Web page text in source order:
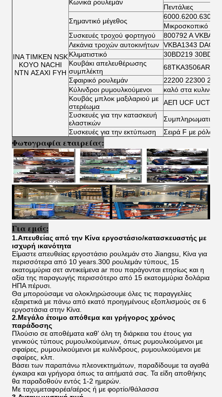
ΙΝΑ ΤΙΜΚΕΝ NSK
KOYO NACHI
NTN ΑΣΑΧΙ FYH
Κωνικά ρουλεμάν
Πεντάλιες
Σημαντικό μέγεθος
Μικροσκοπικό
Συσκευές τροχού φορτηγού
800792 Α VKBA
Λεκάνια τροχών αυτοκινήτων VKBA1343
Κλιματιστικό
30BD219
Κουβάκι απελευθέρωσης
συμπλέκτη
68TKA3506AR
Σφαιρικό ρουλεμάν
22200 22300
Κύλινδροι ρυμουλκούμενοι
καλό στα
Κουβάς μπλοκ μαξιλαριού με
στερέωμα
ΑΕΠ UCF UCT
Συσκευές για την κατασκευή
ελαστικών
Συσκευές για την εκτύπωση
Σειρά F με ρόλο
Φωτογραφία εταιρείας:
Για εμάς:
1.Απευθείας από την Κίνα εργοστάσιο/κατασκευαστής με
ισχυρή ικανότητα
Είμαστε απευθείας εργοστάσιο ρουλεμάν στο Jiangsu, Κίνα για
περισσότερα από 10 years.300 ρουλεμάν τύπους, 15
εκατομμύρια σετ αντικείμενα ar που παράγονται ετησίως και η
αξία της παραγωγής περισσότερο από 15 εκατομμύρια δολάρια
ΗΠΑ πέρυσι.
Θα μπορούσαμε να ολοκληρώσουμε όλες τις παραγγελίες
εξαιρετικά με πάνω από εκατό προηγμένους εξοπλισμούς σε 6
εργοστάσια στην Κίνα.
2.Μεγάλο έτοιμο απόθεμα και γρήγορος χρόνος
παράδοσης
Πλούσιο σε αποθέματα καθ' όλη τη διάρκεια του έτους για
γενικούς τύπους ρυμουλκούμενων, όπως ρυμουλκούμενοι με
σφαίρες, ρυμουλκούμενοι με κυλίνδρους, ρυμουλκούμενοι με
σφαίρες, κλπ.
Βάσει των παραπάνω πλεονεκτημάτων, παραδίδουμε τα αγαθά
έγκαιρα και γρήγορα όπως τα αιτήματά σας. Τα είδη αποθήκης
θα παραδοθούν εντός 1-2 ημερών.
Με ταχυμεταφορέα/αέρος ή με φορτίο/θάλασσα